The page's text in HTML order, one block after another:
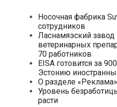
Носочная фабрика
сотрудников
Ласнамяэский завод
ветеринарных
70 работников
EISA готовится за
Эстонию
О разделе «Реклама»
Уровень
расти